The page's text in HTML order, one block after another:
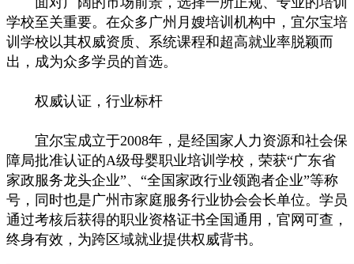
学校至关重要。在众多广州月嫂培训机构中，宜尔宝培
训学校以其权威资质、系统课程和超高就业率脱颖而
出，成为众多学员的首选。
权威认证，行业标杆
宜尔宝成立于2008年，是经国家人力资源和社会保
障局批准认证的A级母婴职业培训学校，荣获“广东省
家政服务龙头企业”、“全国家政行业领跑者企业”等称
号，同时也是广州市家庭服务行业协会会长单位。学员
通过考核后获得的职业资格证书全国通用，官网可查，
终身有效，为跨区域就业提供权威背书。